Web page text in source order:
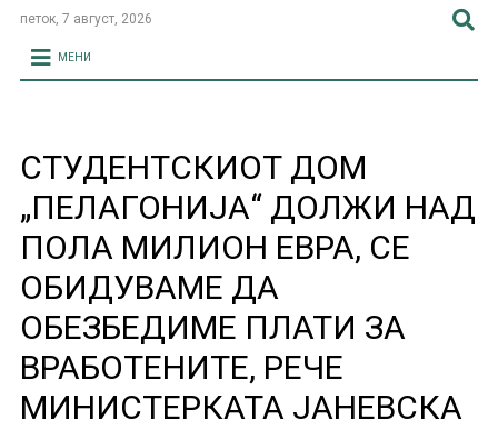
петок, 7 август, 2026
МЕНИ
СТУДЕНТСКИОТ ДОМ
„ПЕЛАГОНИЈА“ ДОЛЖИ НАД
ПОЛА МИЛИОН ЕВРА, СЕ
ОБИДУВАМЕ ДА
ОБЕЗБЕДИМЕ ПЛАТИ ЗА
ВРАБОТЕНИТЕ, РЕЧЕ
МИНИСТЕРКАТА ЈАНЕВСКА